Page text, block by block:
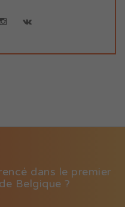
dans le premier
Belgique ?